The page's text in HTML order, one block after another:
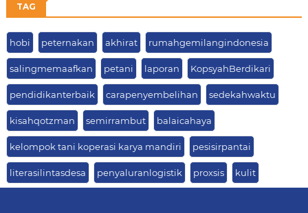
TAG
hobi peternakan akhirat rumahgemilangindonesia
salingmemaafkan petani laporan KopsyahBerdikari
pendidikanterbaik carapenyembelihan sedekahwaktu
kisahqotzman semirrambut balaicahaya
kelompok tani koperasi karya mandiri pesisirpantai
literasilintasdesa penyaluranlogistik proxsis kulit